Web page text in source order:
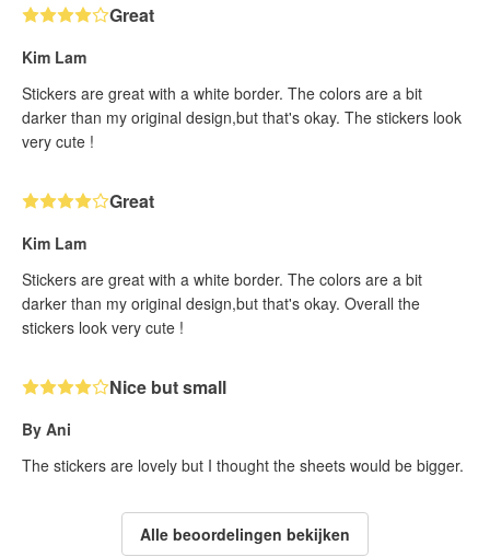
Great
Kim Lam
Stickers are great with a white border. The colors are a bit
darker than my original design,but that's okay. The stickers look
very cute !
Great
Kim Lam
Stickers are great with a white border. The colors are a bit
darker than my original design,but that's okay. Overall the
stickers look very cute !
Nice but small
By Ani
The stickers are lovely but I thought the sheets would be bigger.
Alle beoordelingen bekijken